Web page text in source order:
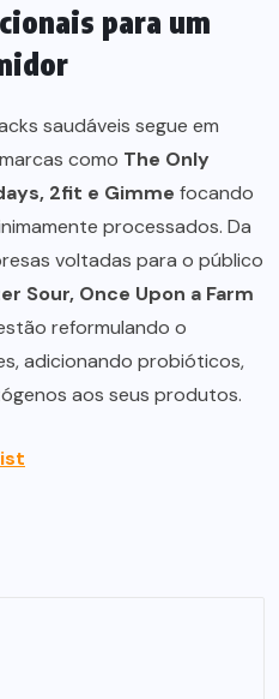
para um
saudáveis segue em
como The Only
2fit e Gimme focando
processados. Da
voltadas para o público
Sour, Once Upon a Farm
reformulando o
adicionando probióticos,
aos seus produtos.